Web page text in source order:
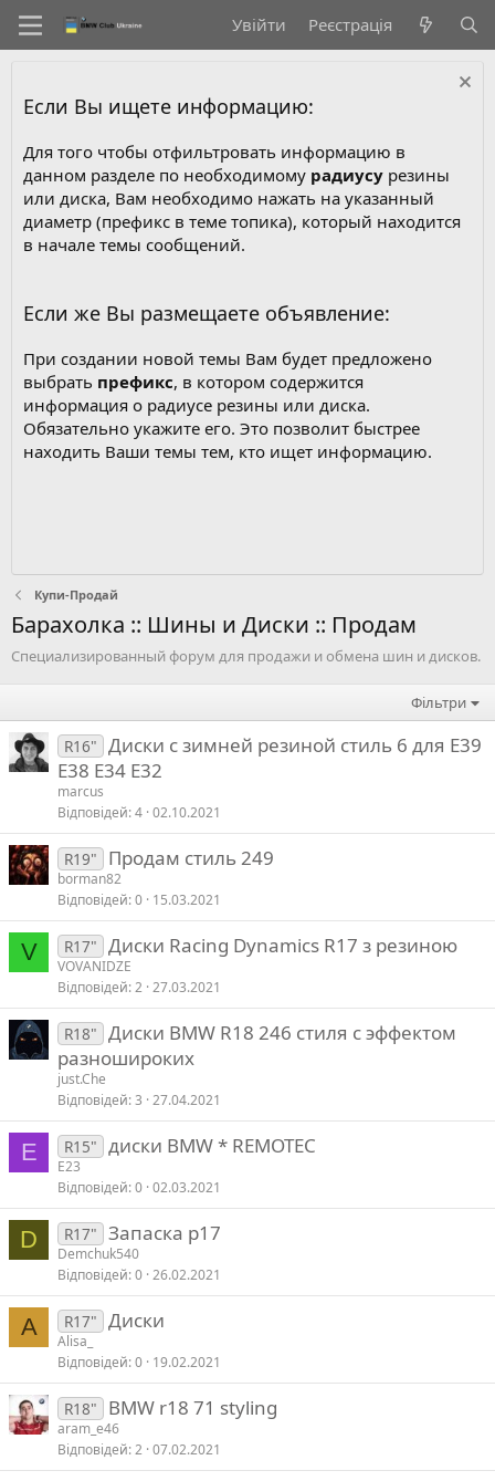
Увійти Реєстрація
Если Вы ищете информацию:
Для того чтобы отфильтровать информацию в
данном разделе по необходимому радиусу резины
или диска, Вам необходимо нажать на указанный
диаметр (префикс в теме топика), который находится
в начале темы сообщений.
Если же Вы размещаете объявление:
При создании новой темы Вам будет предложено
выбрать префикс, в котором содержится
информация о радиусе резины или диска.
Обязательно укажите его. Это позволит быстрее
находить Ваши темы тем, кто ищет информацию.
Купи-Продай
Барахолка :: Шины и Диски :: Продам
Специализированный форум для продажи и обмена шин и дисков.
Фільтри
R16" Диски c зимней резиной стиль 6 для Е39
Е38 Е34 Е32
marcus
Відповідей 4 02.10.2021
R19" Продам стиль 249
borman82
Відповідей 0 15.03.2021
V R17" Диски Racing Dynamics R17 з резиною
VOVANIDZE
Відповідей 2 27.03.2021
R18" Диски BMW R18 246 стиля с эффектом
разношироких
just.Che
Відповідей 3 27.04.2021
E R15" диски BMW * REMOTEC
E23
Відповідей 0 02.03.2021
D R17" Запаска р17
Demchuk540
Відповідей 0 26.02.2021
A R17" Диски
Alisa_
Відповідей 0 19.02.2021
R18" BMW r18 71 styling
aram_e46
Відповідей 2 07.02.2021